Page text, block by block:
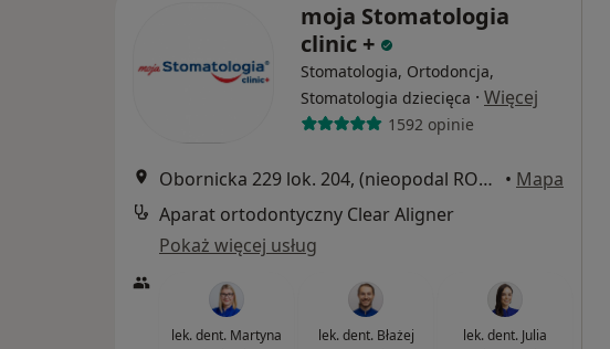
moja Stomatologia
clinic +
Stomatologia, Ortodoncja,
Stomatologia dziecięca · Więcej
1592 opinie
Obornicka 229 lok. 204, (nieopodal RONDA OBORNICKIEGO, naprzeciwko marketu ALDI,"Galeria Arkada"), Poznań • Mapa
Aparat ortodontyczny Clear Aligner
Pokaż więcej usług
lek. dent. Martyna
lek. dent. Błażej
lek. dent. Julia